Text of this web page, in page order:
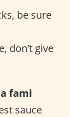
be sure
don’t give
fami
sauce